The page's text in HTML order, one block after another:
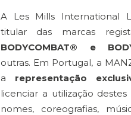
A Les Mills International
titular das marcas
BODYCOMBAT® e
outras. Em Portugal, a
a representação
licenciar a utilização
nomes, coreografias,